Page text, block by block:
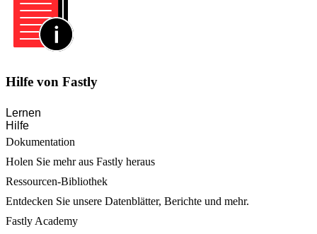
Hilfe von Fastly
Lernen
Hilfe
Dokumentation
Holen Sie mehr aus Fastly heraus
Ressourcen-Bibliothek
Entdecken Sie unsere Datenblätter, Berichte und mehr.
Fastly Academy